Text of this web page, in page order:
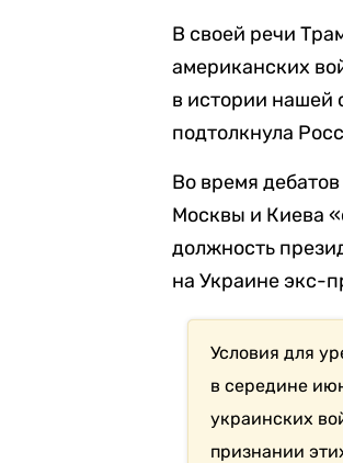
В своей речи
американских
в истории нашей
подтолкнула
Во время
Москвы и Киева
должность
на Украине экс-
Условия для
в середине
украинских
признании